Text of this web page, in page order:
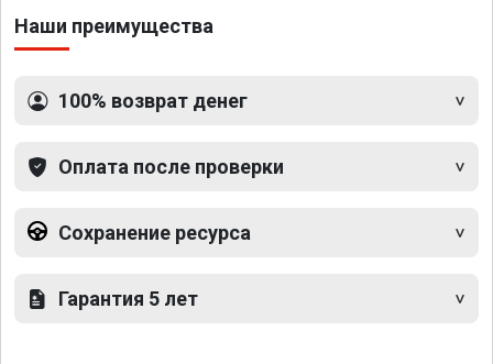
Наши преимущества
100% возврат денег
Оплата после проверки
Сохранение ресурса
Гарантия 5 лет